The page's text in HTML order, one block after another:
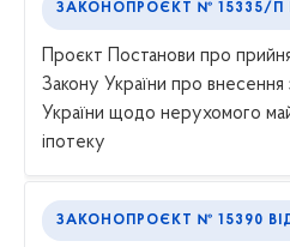
ЗАКОНОПРОЄКТ № 15335/П
Проєкт Постанови про
Закону України про внесення
України щодо нерухомого
іпотеку
ЗАКОНОПРОЄКТ № 15390